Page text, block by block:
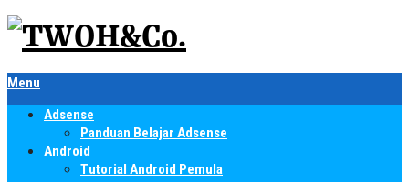
Menu
Adsense
Panduan Belajar Adsense
Android
Tutorial Android Pemula